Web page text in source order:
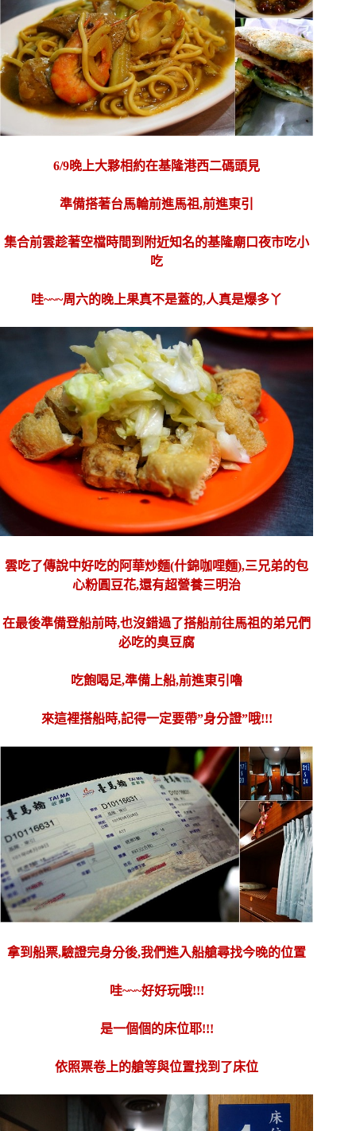
6/9晚上大夥相約在基隆港西二碼頭見
準備搭著台馬輪前進馬祖,前進東引
集合前雲趁著空檔時間到附近知名的基隆廟口夜市吃小
吃
哇~~~周六的晚上果真不是蓋的,人真是爆多丫
雲吃了傳說中好吃的阿華炒麵(什錦咖哩麵),三兄弟的包
心粉圓豆花,還有超營養三明治
在最後準備登船前時,也沒錯過了搭船前往馬祖的弟兄們
必吃的臭豆腐
吃飽喝足,準備上船,前進東引嚕
來這裡搭船時,記得一定要帶”身分證”哦!!!
拿到船票,驗證完身分後,我們進入船艙尋找今晚的位置
哇~~~好好玩哦!!!
是一個個的床位耶!!!
依照票卷上的艙等與位置找到了床位